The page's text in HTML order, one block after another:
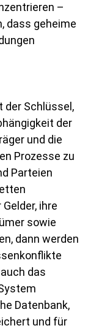
–
dass geheime
der Schlüssel,
der
und die
Prozesse zu
Parteien
ihre
sowie
dann werden
das
Datenbank,
und für